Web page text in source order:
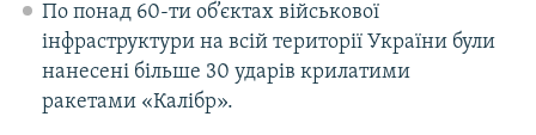
По понад 60-ти об’єктах військової
інфраструктури на всій території України були
нанесені більше 30 ударів крилатими
ракетами «Калібр».